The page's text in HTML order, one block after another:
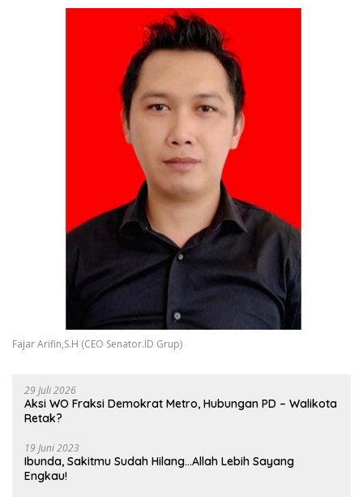
Fajar Arifin,S.H (CEO Senator.ID Grup)
29 Juli 2026
Aksi WO Fraksi Demokrat Metro, Hubungan PD – Walikota
Retak?
19 Juni 2023
Ibunda, Sakitmu Sudah Hilang…Allah Lebih Sayang
Engkau!